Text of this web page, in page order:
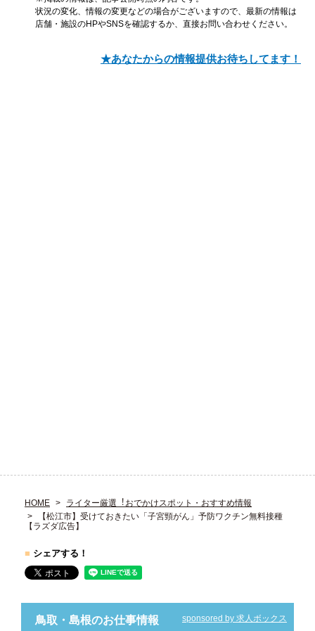
状況の変化、情報の変更などの場合がございますので、最新の情報は
店舗・施設のHPやSNSを確認するか、直接お問い合わせください。
★あなたからの情報提供お待ちしてます！
HOME
ライター厳選︕おでかけスポット・おすすめ情報
【松江市】受けておきたい「子宮頸がん」予防ワクチン無料接種
【ラズダ広告】
■ シェアする！
鳥取・島根のお仕事情報 sponsored by 求人ボックス